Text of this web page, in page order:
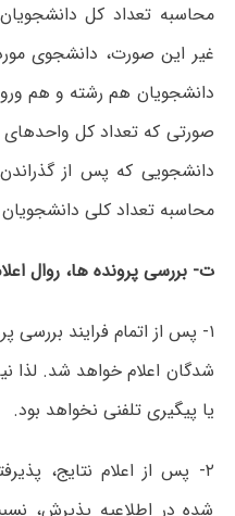
محاسبه تعداد کل
غیر این صورت، دانشجوی
دانشجویان هم رشته و هم
محاسبه تعداد کلی
ت- بررسی پرونده ها، روال
۱- پس از اتمام فرایند بررسی
شدگان اعلام خواهد شد. لذا
یا پیگیری تلفنی نخواهد بود.
۲- پس از اعلام نتایج،
شده در اطلاعیه پذیرش،